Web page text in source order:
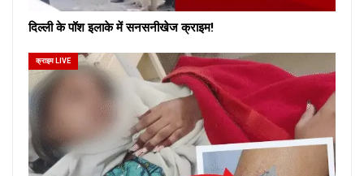
दिल्ली के पॉश इलाके में सनसनीखेज क्राइम!
क्राइम LIVE